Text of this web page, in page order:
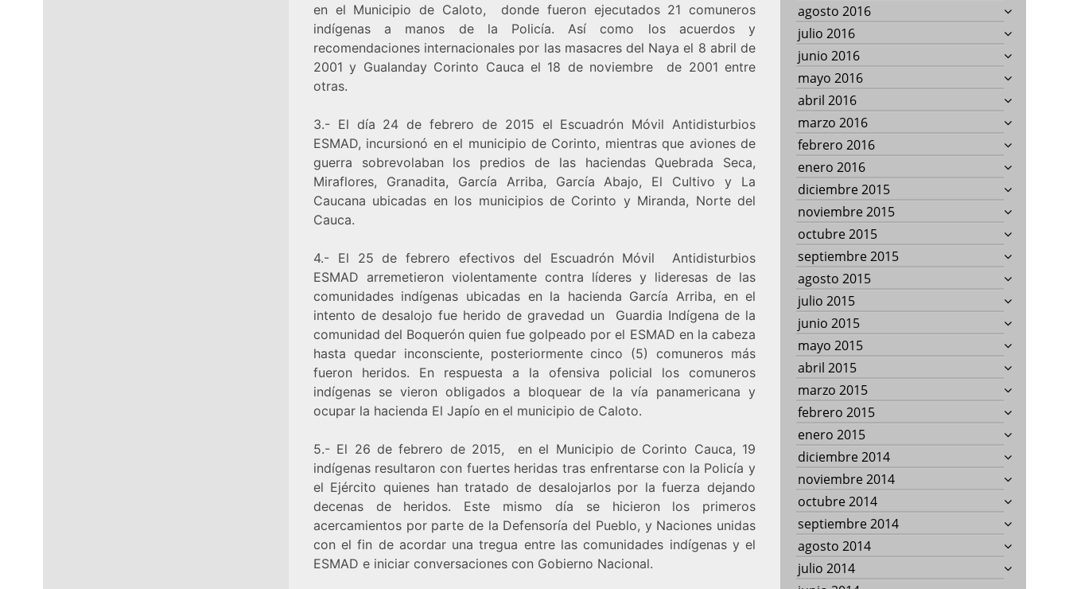
en el Municipio de Caloto, donde fueron ejecutados 21 comuneros
indígenas a manos de la Policía. Así como los acuerdos y
recomendaciones internacionales por las masacres del Naya el 8 abril de
2001 y Gualanday Corinto Cauca el 18 de noviembre de 2001 entre
otras.
3.- El día 24 de febrero de 2015 el Escuadrón Móvil Antidisturbios
ESMAD, incursionó en el municipio de Corinto, mientras que aviones de
guerra sobrevolaban los predios de las haciendas Quebrada Seca,
Miraflores, Granadita, García Arriba, García Abajo, El Cultivo y La
Caucana ubicadas en los municipios de Corinto y Miranda, Norte del
Cauca.
4.- El 25 de febrero efectivos del Escuadrón Móvil Antidisturbios
ESMAD arremetieron violentamente contra líderes y lideresas de las
comunidades indígenas ubicadas en la hacienda García Arriba, en el
intento de desalojo fue herido de gravedad un Guardia Indígena de la
comunidad del Boquerón quien fue golpeado por el ESMAD en la cabeza
hasta quedar inconsciente, posteriormente cinco (5) comuneros más
fueron heridos. En respuesta a la ofensiva policial los comuneros
indígenas se vieron obligados a bloquear de la vía panamericana y
ocupar la hacienda El Japío en el municipio de Caloto.
5.- El 26 de febrero de 2015, en el Municipio de Corinto Cauca, 19
indígenas resultaron con fuertes heridas tras enfrentarse con la Policía y
el Ejército quienes han tratado de desalojarlos por la fuerza dejando
decenas de heridos. Este mismo día se hicieron los primeros
acercamientos por parte de la Defensoría del Pueblo, y Naciones unidas
con el fin de acordar una tregua entre las comunidades indígenas y el
ESMAD e iniciar conversaciones con Gobierno Nacional.
agosto 2016
julio 2016
junio 2016
mayo 2016
abril 2016
marzo 2016
febrero 2016
enero 2016
diciembre 2015
noviembre 2015
octubre 2015
septiembre 2015
agosto 2015
julio 2015
junio 2015
mayo 2015
abril 2015
marzo 2015
febrero 2015
enero 2015
diciembre 2014
noviembre 2014
octubre 2014
septiembre 2014
agosto 2014
julio 2014